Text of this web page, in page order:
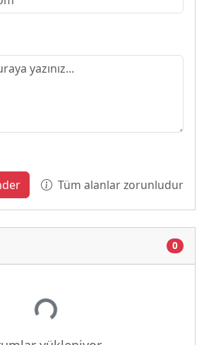
Tüm alanlar zorunludur
0